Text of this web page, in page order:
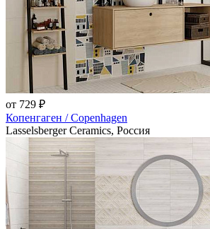
от 729 ₽
Копенгаген / Copenhagen
Lasselsberger Ceramics, Россия